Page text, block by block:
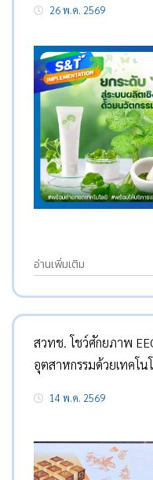
26 พ.ค. 2569
อ่านเพิ่มเติม
สวทช. โชว์ศักยภาพ
อุตสาหกรรมด้วยเทคโ
14 พ.ค. 2569